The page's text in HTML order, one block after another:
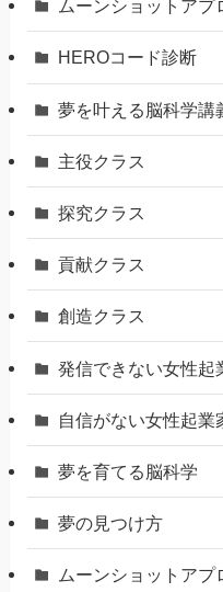
ムーンショットアプ
HEROコード診断
夢を叶える脳科学講
主役クラス
探究クラス
貢献クラス
創造クラス
発信できない女性起
自信がない女性起業
夢を育てる脳科学
夢の見つけ方
ムーンショットアプ